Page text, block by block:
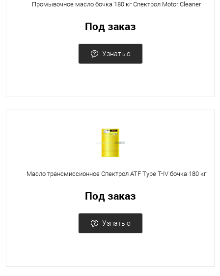
Промывочное масло бочка 180 кг Спектрол Motor Cleaner
Под заказ
Узнать о
Масло трансмиссионное Спектрол ATF Туре Т-IV бочка 180 кг
Под заказ
Узнать о